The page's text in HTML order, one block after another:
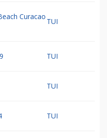
Curacao
TUI
TUI
TUI
TUI